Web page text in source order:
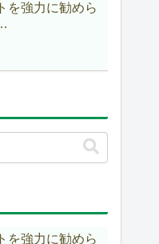
を強力に勧めら
を強力に勧めら